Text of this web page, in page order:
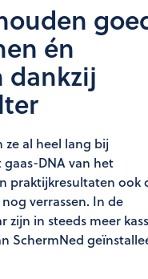
én
dankzij
ze al heel lang bij
DNA van het
praktijkresultaten ook
verrassen. In de
in steeds meer
SchermNed